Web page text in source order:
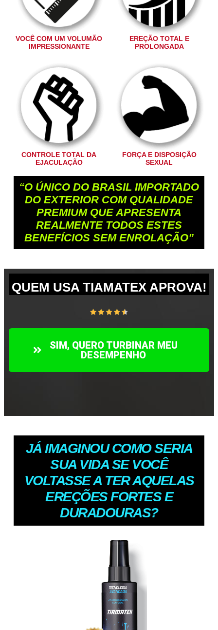
VOCÊ COM UM VOLUMÃO
IMPRESSIONANTE
EREÇÃO TOTAL E
PROLONGADA
CONTROLE TOTAL DA
EJACULAÇÃO
FORÇA E DISPOSIÇÃO
SEXUAL
“O ÚNICO DO BRASIL IMPORTADO
DO EXTERIOR COM QUALIDADE
PREMIUM QUE APRESENTA
REALMENTE TODOS ESTES
BENEFÍCIOS SEM ENROLAÇÃO”
QUEM USA TIAMATEX APROVA!
SIM, QUERO TURBINAR MEU
DESEMPENHO
JÁ IMAGINOU COMO SERIA
SUA VIDA SE VOCÊ
VOLTASSE A TER AQUELAS
EREÇÕES FORTES E
DURADOURAS?